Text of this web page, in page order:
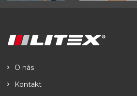
O nás
Kontakt